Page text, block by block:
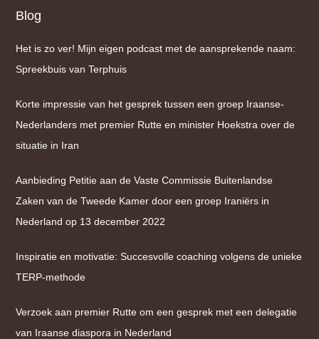
Blog
Het is zo ver! Mijn eigen podcast met de aansprekende naam:
Spreekbuis van Terphuis
Korte impressie van het gesprek tussen een groep Iraanse-
Nederlanders met premier Rutte en minister Hoekstra over de
situatie in Iran
Aanbieding Petitie aan de Vaste Commissie Buitenlandse
Zaken van de Tweede Kamer door een groep Iraniërs in
Nederland op 13 december 2022
Inspiratie en motivatie: Succesvolle coaching volgens de unieke
TERP-methode
Verzoek aan premier Rutte om een gesprek met een delegatie
van Iraanse diaspora in Nederland